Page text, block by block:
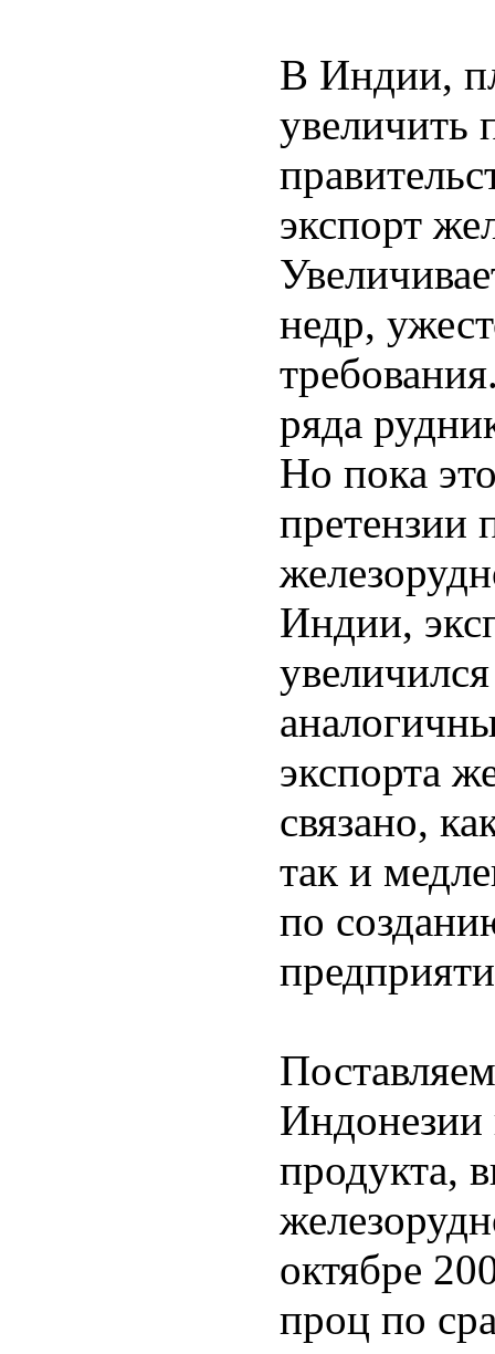
В Индии,
увеличить
экспорт
недр,
ряда
Но пока
претензии
Индии,
экспорта
связано,
так и
по
Индонезии
продукта,
октябре
проц по